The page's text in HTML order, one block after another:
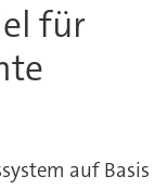
für
auf Basis